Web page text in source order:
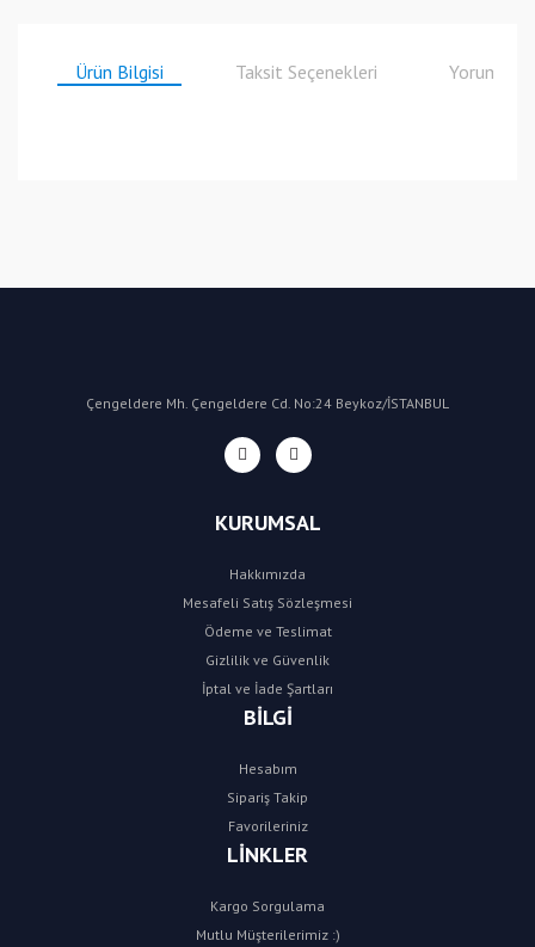
Ürün Bilgisi Taksit Seçenekleri Yorumlar
Çengeldere Mh. Çengeldere Cd. No:24 Beykoz/İSTANBUL
KURUMSAL
Hakkımızda
Mesafeli Satış Sözleşmesi
Ödeme ve Teslimat
Gizlilik ve Güvenlik
İptal ve İade Şartları
BİLGİ
Hesabım
Sipariş Takip
Favorileriniz
LİNKLER
Kargo Sorgulama
Mutlu Müşterilerimiz :)